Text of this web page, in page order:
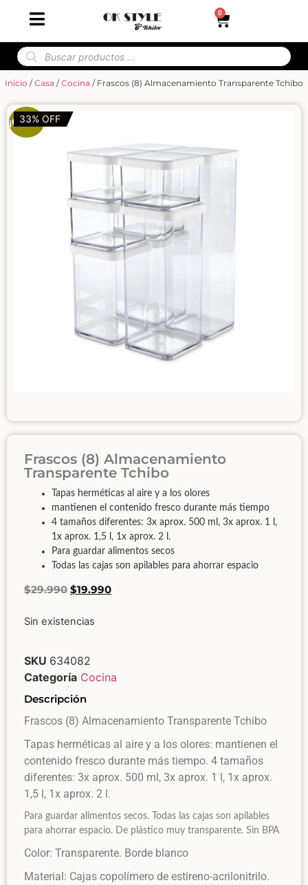
0
Inicio /Casa /Cocina / Frascos (8) Almacenamiento Transparente Tchibo
¡Oferta!
33% OFF
Frascos (8) Almacenamiento
Transparente Tchibo
Tapas herméticas al aire y a los olores
mantienen el contenido fresco durante más tiempo
4 tamaños diferentes: 3x aprox. 500 ml, 3x aprox. 1 l,
1x aprox. 1,5 l, 1x aprox. 2 l.
Para guardar alimentos secos
Todas las cajas son apilables para ahorrar espacio
$29.990 $19.990
Sin existencias
SKU 634082
Categoría Cocina
Descripción
Frascos (8) Almacenamiento Transparente Tchibo
Tapas herméticas al aire y a los olores: mantienen el
contenido fresco durante más tiempo. 4 tamaños
diferentes: 3x aprox. 500 ml, 3x aprox. 1 l, 1x aprox.
1,5 l, 1x aprox. 2 l.
Para guardar alimentos secos. Todas las cajas son apilables
para ahorrar espacio. De plástico muy transparente. Sin BPA
Color: Transparente. Borde blanco
Material: Cajas copolímero de estireno-acrilonitrilo.